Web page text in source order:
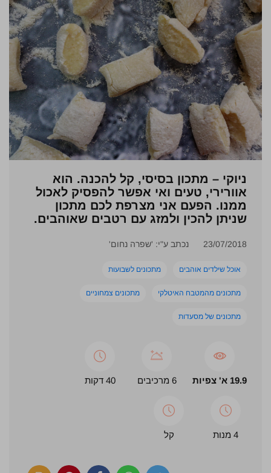
ניוקי – מתכון בסיסי, קל להכנה. הוא
אוורירי, טעים ואי אפשר להפסיק לאכול
ממנו. הפעם אני מצרפת לכם מתכון
שניתן להכין ולמזג עם רטבים שאוהבים.
23/07/2018 נכתב ע"י: 'שפרה נחום'
אוכל שילדים אוהבים מתכונים לשבועות
מתכונים מהמטבח האיטלקי מתכונים צמחוניים
מתכונים של מסעדות
19.9 א' צפיות 6 מרכיבים 40 דקות
4 מנות קל